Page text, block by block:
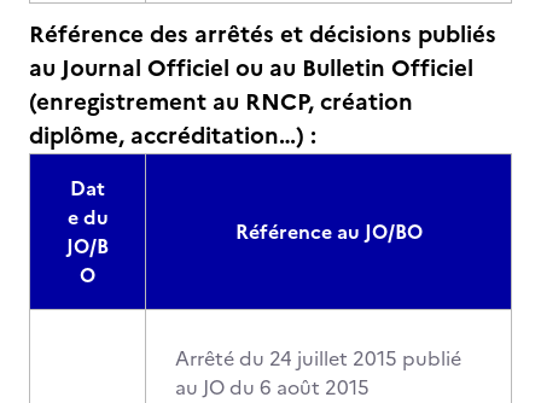
Référence des arrêtés et décisions publiés
au Journal Officiel ou au Bulletin Officiel
(enregistrement au RNCP, création
diplôme, accréditation…) :
Dat
e du
JO/B
O
Référence au JO/BO
Arrêté du 24 juillet 2015 publié
au JO du 6 août 2015